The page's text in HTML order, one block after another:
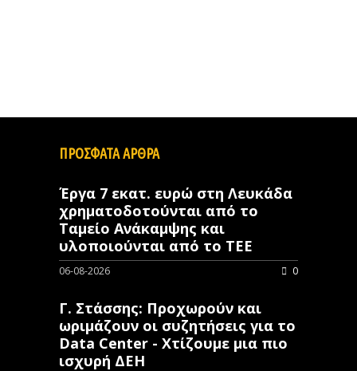
ΠΡΟΣΦΑΤΑ ΑΡΘΡΑ
Έργα 7 εκατ. ευρώ στη Λευκάδα
χρηματοδοτούνται από το
Ταμείο Ανάκαμψης και
υλοποιούνται από το ΤΕΕ
06-08-2026 0
Γ. Στάσσης: Προχωρούν και
ωριμάζουν οι συζητήσεις για το
Data Center - Χτίζουμε μια πιο
ισχυρή ΔΕΗ